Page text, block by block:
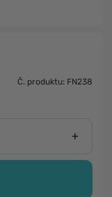
Č. produktu: FN238
+